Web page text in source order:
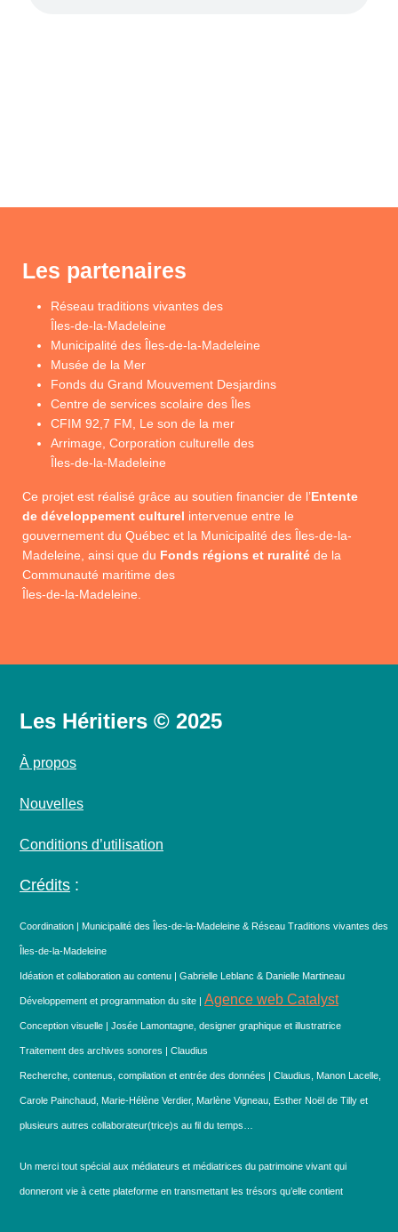
Les partenaires
Réseau traditions vivantes des
Îles-de-la-Madeleine
Municipalité des Îles-de-la-Madeleine
Musée de la Mer
Fonds du Grand Mouvement Desjardins
Centre de services scolaire des Îles
CFIM 92,7 FM, Le son de la mer
Arrimage, Corporation culturelle des
Îles-de-la-Madeleine
Ce projet est réalisé grâce au soutien financier de l’Entente
de développement culturel intervenue entre le
gouvernement du Québec et la Municipalité des Îles-de-la-
Madeleine, ainsi que du Fonds régions et ruralité de la
Communauté maritime des
Îles-de-la-Madeleine.
Les Héritiers © 2025
À propos
Nouvelles
Conditions d’utilisation
Crédits :
Coordination | Municipalité des Îles-de-la-Madeleine & Réseau Traditions vivantes des
Îles-de-la-Madeleine
Idéation et collaboration au contenu | Gabrielle Leblanc & Danielle Martineau
Développement et programmation du site | Agence web Catalyst
Conception visuelle | Josée Lamontagne, designer graphique et illustratrice
Traitement des archives sonores | Claudius
Recherche, contenus, compilation et entrée des données | Claudius, Manon Lacelle,
Carole Painchaud, Marie-Hélène Verdier, Marlène Vigneau, Esther Noël de Tilly et
plusieurs autres collaborateur(trice)s au fil du temps…
Un merci tout spécial aux médiateurs et médiatrices du patrimoine vivant qui
donneront vie à cette plateforme en transmettant les trésors qu’elle contient